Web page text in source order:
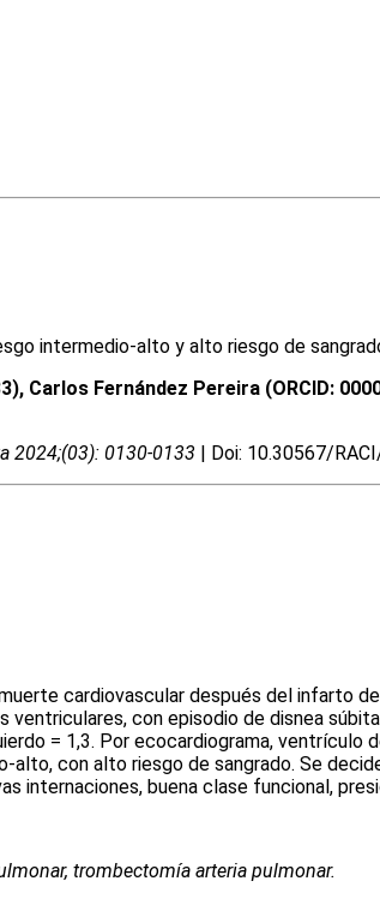
intermedio-alto y alto riesgo de
Carlos Fernández Pereira (ORCID:
2024;(03): 0130-0133 | Doi: 10.30567/
cardiovascular después del infarto
con episodio de disnea
= 1,3. Por ecocardiograma,
alto, con alto riesgo de sangrado. Se
internaciones, buena clase funcional,
trombectomía arteria pulmonar.